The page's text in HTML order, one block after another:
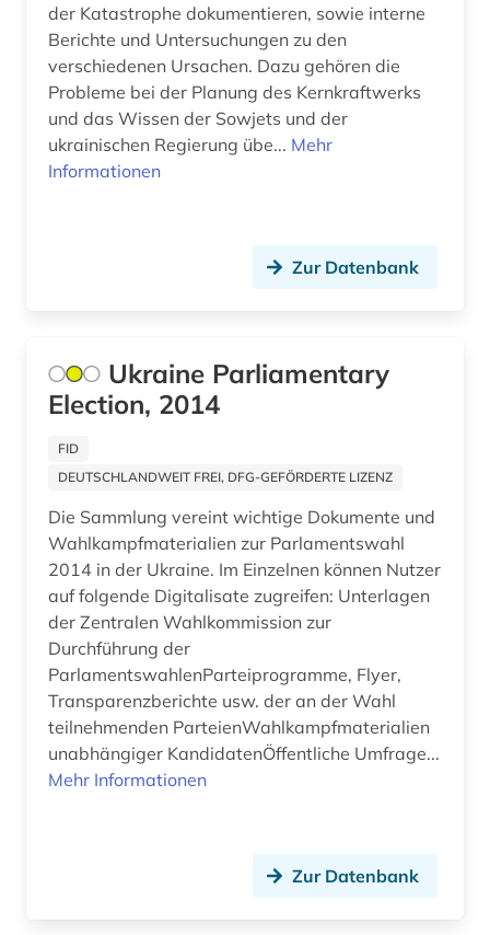
der Katastrophe dokumentieren, sowie interne
Berichte und Untersuchungen zu den
verschiedenen Ursachen. Dazu gehören die
Probleme bei der Planung des Kernkraftwerks
und das Wissen der Sowjets und der
ukrainischen Regierung übe... Mehr
Informationen
Zur Datenbank
Ukraine Parliamentary
Election, 2014
FID
DEUTSCHLANDWEIT FREI, DFG-GEFÖRDERTE LIZENZ
Die Sammlung vereint wichtige Dokumente und
Wahlkampfmaterialien zur Parlamentswahl
2014 in der Ukraine. Im Einzelnen können Nutzer
auf folgende Digitalisate zugreifen: Unterlagen
der Zentralen Wahlkommission zur
Durchführung der
ParlamentswahlenParteiprogramme, Flyer,
Transparenzberichte usw. der an der Wahl
teilnehmenden ParteienWahlkampfmaterialien
unabhängiger KandidatenÖffentliche Umfrage...
Mehr Informationen
Zur Datenbank